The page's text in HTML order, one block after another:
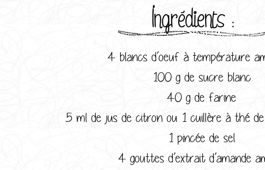
Ingrédients :
4 blancs d’oeuf à température
100 g de sucre blanc
40 g de farine
5 ml de jus de citron ou 1 cuillère à thé
1 pincée de sel
4 gouttes d’extrait d’amande